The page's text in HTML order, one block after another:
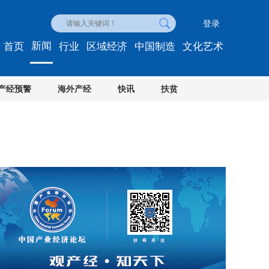
登录
首页 新闻
经预警 海外产经 快讯 扶贫
行业 区域经济 中国制造 文化艺术